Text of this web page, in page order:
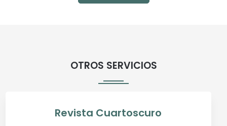
OTROS SERVICIOS
Revista Cuartoscuro